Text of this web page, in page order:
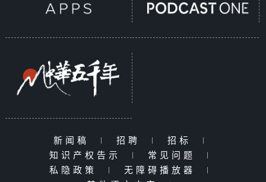
新闻稿 | 招聘 | 招标
|
知识产权告示
| 常见问题
|
私隐政策
| 无障碍播放器
|